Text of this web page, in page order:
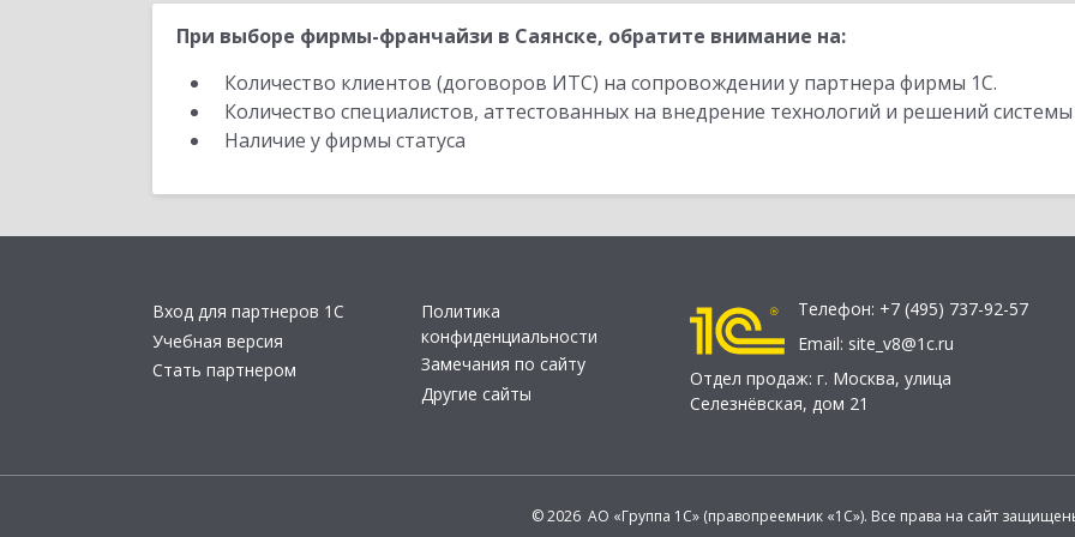
При выборе фирмы-франчайзи в Саянске, обратите внимание на:
Количество клиентов (договоров ИТС) на сопровождении у партнера фирмы 1С.
Количество специалистов, аттестованных на внедрение технологий и решений
Наличие у фирмы статуса
Вход для партнеров 1С
Учебная версия
Стать партнером
Политика
конфиденциальности
Замечания по сайту
Другие сайты
Телефон: +7 (495) 737-92-57
Email: site_v8@1c.ru
Отдел продаж: г. Москва, улица
Селезнёвская, дом 21
© 2026 АО «Группа 1С» (правопреемник «1С»). Все права на сайт